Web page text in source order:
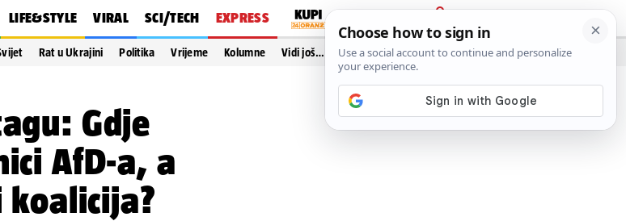
LIFE&STYLE VIRAL SCI/TECH EXPRESS
PRIJAVA
Rat u Ukrajini Politika Vrijeme Kolumne Vidi još…
Gdje
AfD-a, a
koalicija?